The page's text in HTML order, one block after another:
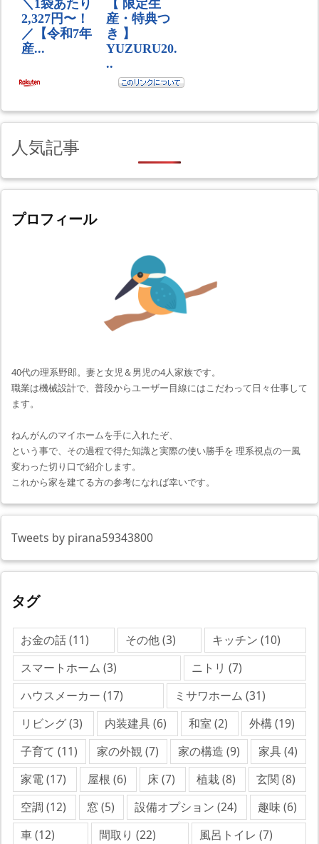
人気記事
プロフィール
40代の理系野郎。妻と女児＆男児の4人家族です。
職業は機械設計で、普段からユーザー目線にはこだわって日々仕事して
ます。
ねんがんのマイホームを手に入れたぞ、
という事で、その過程で得た知識と実際の使い勝手を 理系視点の一風
変わった切り口で紹介します。
これから家を建てる方の参考になれば幸いです。
Tweets by pirana59343800
タグ
お金の話(11) その他(3) キッチン (10)
スマートホーム (3) ニトリ (7)
ハウスメーカー (17) ミサワホーム (31)
リビング(3) 内装建具(6) 和室 (2) 外構(19)
子育て (11) 家の外観(7) 家の構造 (9) 家具(4)
家電(17) 屋根 (6) 床(7) 植栽(8) 玄関 (8)
空調 (12) 窓 (5) 設備オプション (24) 趣味 (6)
車(12) 間取り (22) 風呂トイレ (7)